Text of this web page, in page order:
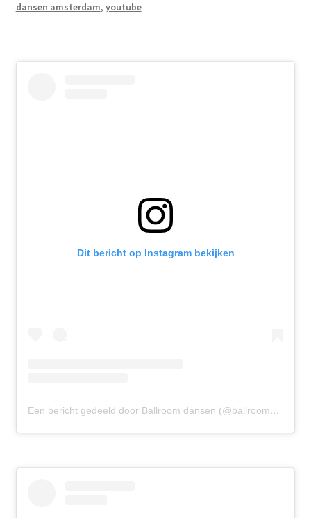
dansen amsterdam, youtube
Dit bericht op Instagram bekijken
Een bericht gedeeld door Ballroom dansen (@ballroomdansen)